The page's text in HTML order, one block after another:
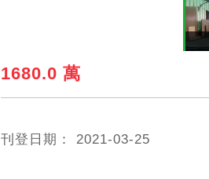
1680.0 萬
刊登日期： 2021-03-25